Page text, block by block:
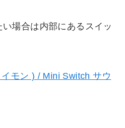
場合は内部にあるスイッ